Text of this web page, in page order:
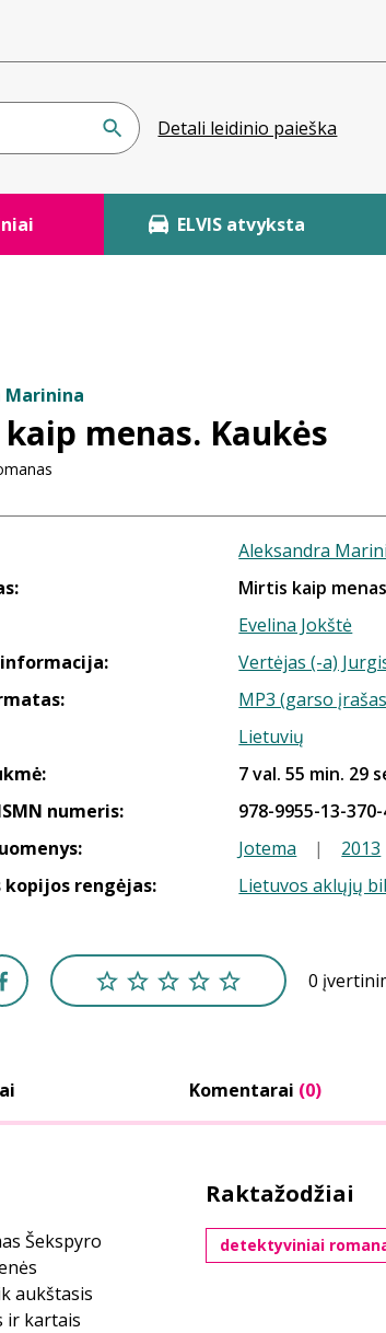
Detali leidinio paieška
ELVIS atvyksta
Marinina
menas. Kaukės
Aleksandra
Mirtis kaip
Evelina Jokštė
Vertėjas (-a)
MP3 (garso
Lietuvių
7 val. 55 min. 29
numeris:
978-9955-13-
Jotema | 2013
kopijos rengėjas:
Lietuvos aklųjų
0
Komentarai (0)
Šekspyro
aukštasis
ir kartais
Raktažodžiai
detektyviniai